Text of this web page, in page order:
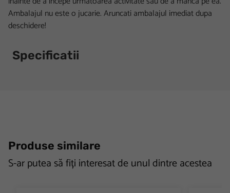
Ambalajul nu este o jucarie. Aruncati ambalajul imediat dupa
deschidere!
Specificatii
Produse similare
S-ar putea să fiți interesat de unul dintre acestea